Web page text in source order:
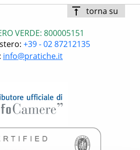
vertical_align_top torna su
VERDE: 800005151
+39 - 02 87212135
info@pratiche.it